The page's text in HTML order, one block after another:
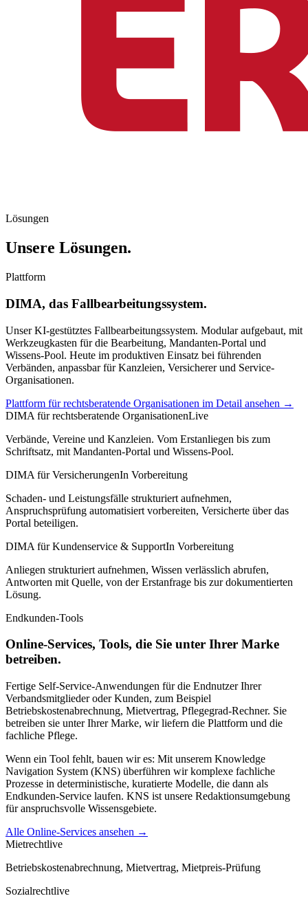
Lösungen
Unsere Lösungen.
Plattform
DIMA, das Fallbearbeitungssystem.
Unser KI-gestütztes Fallbearbeitungssystem. Modular aufgebaut, mit
Werkzeugkasten für die Bearbeitung, Mandanten-Portal und
Wissens-Pool. Heute im produktiven Einsatz bei führenden
Verbänden, anpassbar für Kanzleien, Versicherer und Service-
Organisationen.
Plattform für rechtsberatende Organisationen im Detail ansehen →
DIMA für rechtsberatende OrganisationenLive
Verbände, Vereine und Kanzleien. Vom Erstanliegen bis zum
Schriftsatz, mit Mandanten-Portal und Wissens-Pool.
DIMA für VersicherungenIn Vorbereitung
Schaden- und Leistungsfälle strukturiert aufnehmen,
Anspruchsprüfung automatisiert vorbereiten, Versicherte über das
Portal beteiligen.
DIMA für Kundenservice & SupportIn Vorbereitung
Anliegen strukturiert aufnehmen, Wissen verlässlich abrufen,
Antworten mit Quelle, von der Erstanfrage bis zur dokumentierten
Lösung.
Endkunden-Tools
Online-Services, Tools, die Sie unter Ihrer Marke
betreiben.
Fertige Self-Service-Anwendungen für die Endnutzer Ihrer
Verbandsmitglieder oder Kunden, zum Beispiel
Betriebskostenabrechnung, Mietvertrag, Pflegegrad-Rechner. Sie
betreiben sie unter Ihrer Marke, wir liefern die Plattform und die
fachliche Pflege.
Wenn ein Tool fehlt, bauen wir es: Mit unserem Knowledge
Navigation System (KNS) überführen wir komplexe fachliche
Prozesse in deterministische, kuratierte Modelle, die dann als
Endkunden-Service laufen. KNS ist unsere Redaktionsumgebung
für anspruchsvolle Wissensgebiete.
Alle Online-Services ansehen →
Mietrechtlive
Betriebskostenabrechnung, Mietvertrag, Mietpreis-Prüfung
Sozialrechtlive